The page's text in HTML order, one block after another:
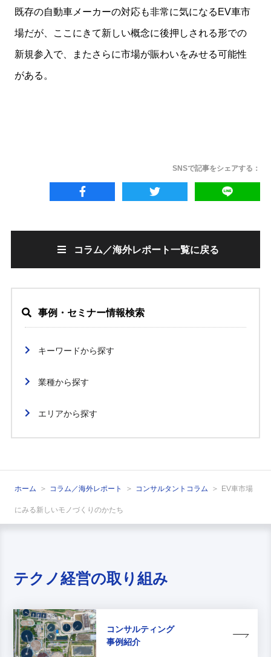
既存の自動車メーカーの対応も非常に気になるEV車市
場だが、ここにきて新しい概念に後押しされる形での
新規参入で、またさらに市場が賑わいをみせる可能性
がある。
SNSで記事をシェアする：
コラム／海外レポート一覧に戻る
事例・セミナー情報検索
キーワードから探す
業種から探す
エリアから探す
ホーム コラム／海外レポート コンサルタントコラム EV車市場
にみる新しいモノづくりのかたち
テクノ経営の取り組み
コンサルティング
事例紹介